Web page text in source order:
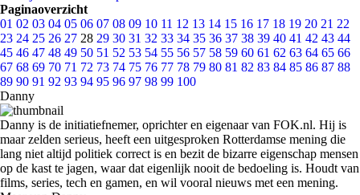
Paginaoverzicht
01 02 03 04 05 06 07 08 09 10 11 12 13 14 15 16 17 18 19 20 21 22
23 24 25 26 27 28 29 30 31 32 33 34 35 36 37 38 39 40 41 42 43 44
45 46 47 48 49 50 51 52 53 54 55 56 57 58 59 60 61 62 63 64 65 66
67 68 69 70 71 72 73 74 75 76 77 78 79 80 81 82 83 84 85 86 87 88
89 90 91 92 93 94 95 96 97 98 99 100
Danny
Danny is de initiatiefnemer, oprichter en eigenaar van FOK.nl. Hij is
maar zelden serieus, heeft een uitgesproken Rotterdamse mening die
lang niet altijd politiek correct is en bezit de bizarre eigenschap mensen
op de kast te jagen, waar dat eigenlijk nooit de bedoeling is. Houdt van
films, series, tech en gamen, en wil vooral nieuws met een mening.